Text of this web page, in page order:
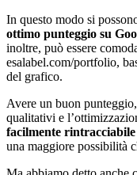
In questo modo si
ottimo punteggio su
inoltre, può essere
esalabel.com/portfolio,
del grafico.
Avere un buon
qualitativi e
facilmente
una maggiore possibilità